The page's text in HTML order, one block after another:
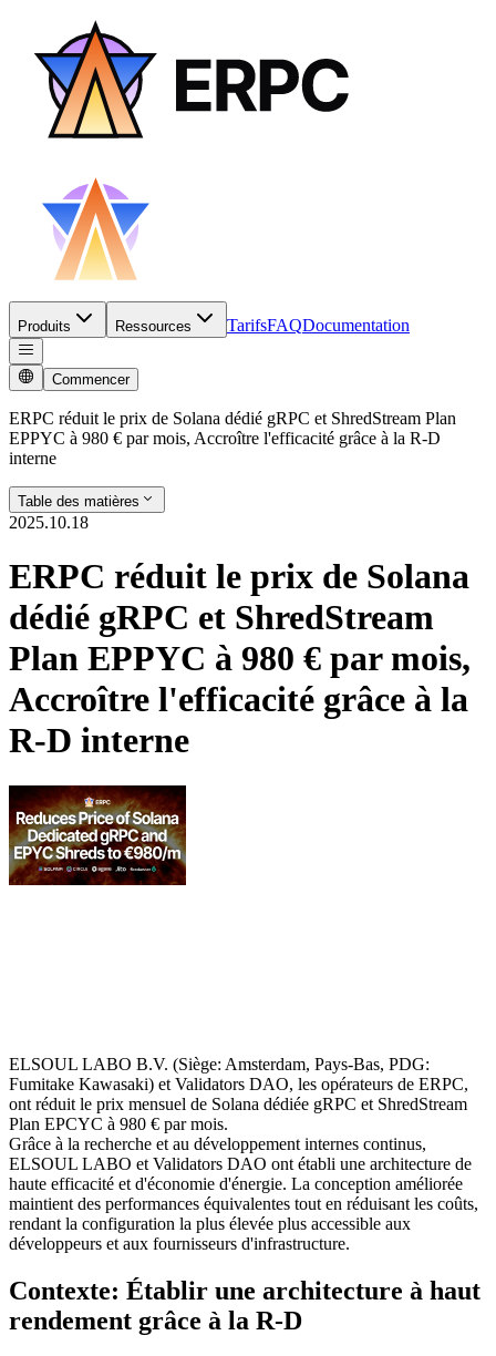
Produits Ressources TarifsFAQDocumentation
Commencer
ERPC réduit le prix de Solana dédié gRPC et ShredStream Plan
EPPYC à 980 € par mois, Accroître l'efficacité grâce à la R-D
interne
Table des matières
2025.10.18
ERPC réduit le prix de Solana
dédié gRPC et ShredStream
Plan EPPYC à 980 € par mois,
Accroître l'efficacité grâce à la
R-D interne
ELSOUL LABO B.V. (Siège: Amsterdam, Pays-Bas, PDG:
Fumitake Kawasaki) et Validators DAO, les opérateurs de ERPC,
ont réduit le prix mensuel de Solana dédiée gRPC et ShredStream
Plan EPCYC à 980 € par mois.
Grâce à la recherche et au développement internes continus,
ELSOUL LABO et Validators DAO ont établi une architecture de
haute efficacité et d'économie d'énergie. La conception améliorée
maintient des performances équivalentes tout en réduisant les coûts,
rendant la configuration la plus élevée plus accessible aux
développeurs et aux fournisseurs d'infrastructure.
Contexte: Établir une architecture à haut
rendement grâce à la R-D